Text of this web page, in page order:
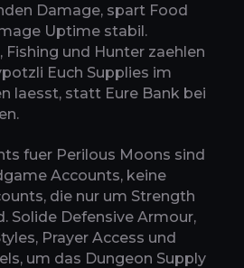
Damage, spart Food
Uptime stabil.
Fishing und Hunter zaehlen
Euch Supplies im
laesst, statt Eure Bank bei
fuer Perilous Moons sind
Accounts, keine
die nur um Strength
Solide Defensive Armour,
Prayer Access und
um das Dungeon Supply